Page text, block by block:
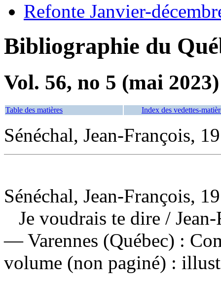
Refonte Janvier-
Bibliographie du
Vol. 56, no 5 (mai 2023)
Table des matières Index des vedettes-
Sénéchal, Jean-François,
Sénéchal, Jean-François,
Je voudrais te dire /
— Varennes (Québec) :
volume (non paginé) :